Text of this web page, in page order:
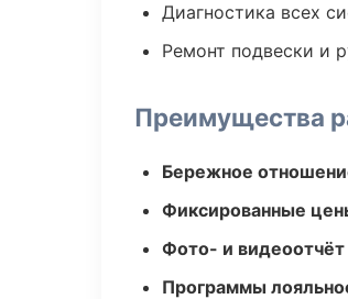
Диагностика всех
Ремонт подвески и
Преимущества
Бережное
Фиксированные
Фото- и
Программы